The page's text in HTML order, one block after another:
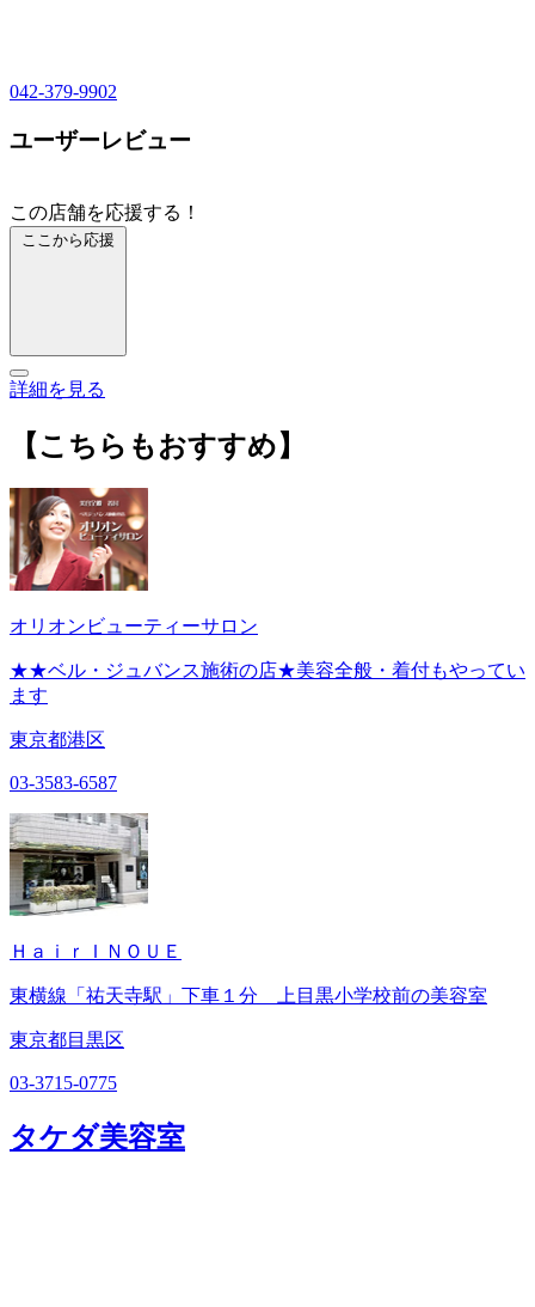
042-379-9902
ユーザーレビュー
この店舗を応援する！
ここから応援
詳細を見る
【こちらもおすすめ】
オリオンビューティーサロン
★★ベル・ジュバンス施術の店★美容全般・着付もやってい
ます
東京都港区
03-3583-6587
ＨａｉｒＩＮＯＵＥ
東横線「祐天寺駅」下車１分 上目黒小学校前の美容室
東京都目黒区
03-3715-0775
タケダ美容室